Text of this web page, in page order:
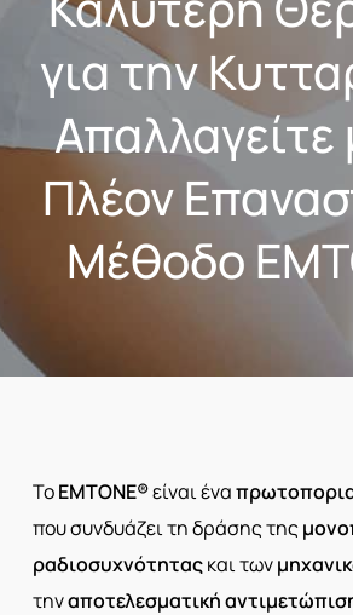
για την
Απαλλαγείτε
Πλέον
Μέθοδο
ΤοEMTONE®είναι ένα
που συνδυάζει τη δράσης της
ραδιοσυχνότηταςκαι των
τηναποτελεσματική